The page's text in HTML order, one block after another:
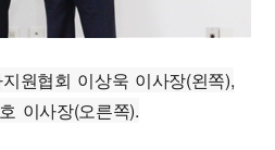
원협회 이상욱 이사장(왼쪽),
이사장(오른쪽).